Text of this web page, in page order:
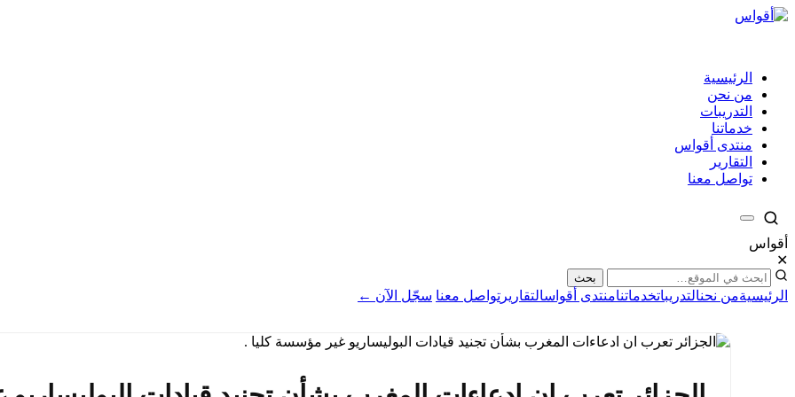
الرئيسية
من نحن
التدريبات
خدماتنا
منتدى أقواس
التقارير
تواصل معنا
أقواس
✕
بحث
الرئيسيةمن نحنالتدريباتخدماتنامنتدى أقواسالتقارير تواصل معنا سجّل الآن ←